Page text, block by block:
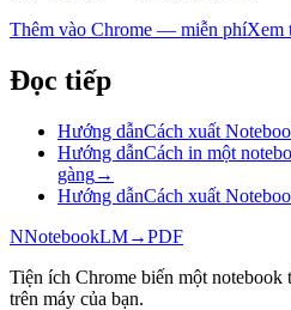
Thêm vào Chrome — miễn phíXem
Đọc tiếp
Hướng dẫnCách xuất
Hướng dẫnCách in một
gàng→
Hướng dẫnCách xuất
NNotebookLM→PDF
Tiện ích Chrome biến một
trên máy của bạn.